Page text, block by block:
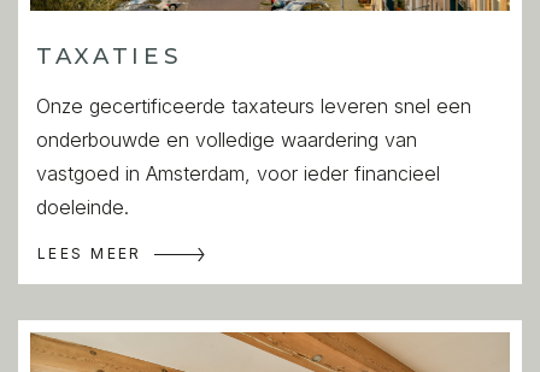
TAXATIES
Onze gecertificeerde taxateurs leveren snel een
onderbouwde en volledige waardering van
vastgoed in Amsterdam, voor ieder financieel
doeleinde.
LEES MEER